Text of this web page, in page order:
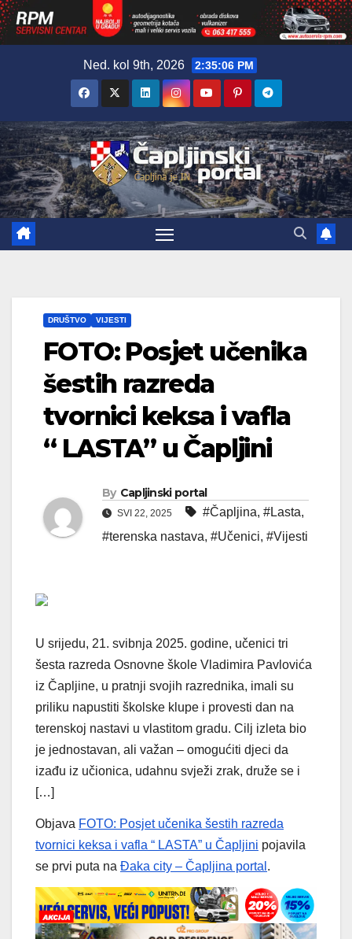
Ned. kol 9th, 2026 2:35:07 PM
DRUŠTVO VIJESTI
FOTO: Posjet učenika
šestih razreda
tvornici keksa i vafla
“ LASTA” u Čapljini
By Capljinski portal
SVI 22, 2025 #Čapljina, #Lasta,
#terenska nastava, #Učenici, #Vijesti
U srijedu, 21. svibnja 2025. godine, učenici tri
šesta razreda Osnovne škole Vladimira Pavlovića
iz Čapljine, u pratnji svojih razrednika, imali su
priliku napustiti školske klupe i provesti dan na
terenskoj nastavi u vlastitom gradu. Cilj izleta bio
je jednostavan, ali važan – omogućiti djeci da
izađu iz učionica, udahnu svježi zrak, druže se i
[…]
Objava FOTO: Posjet učenika šestih razreda
tvornici keksa i vafla “ LASTA” u Čapljini pojavila
se prvi puta na Đaka city – Čapljina portal .